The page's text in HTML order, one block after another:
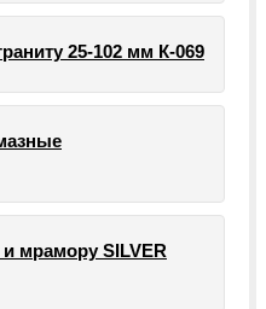
25-102 мм К-069
мрамору SILVER